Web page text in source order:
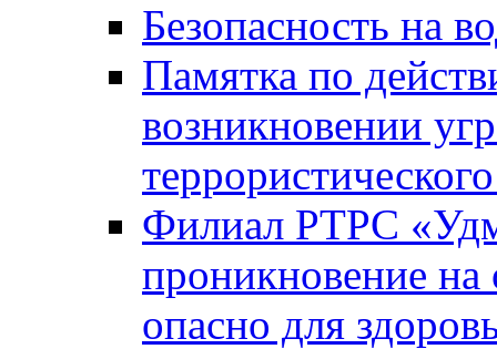
Безопасность на
Памятка по
возникновении
Филиал РТРС
проникновение на
опасно для